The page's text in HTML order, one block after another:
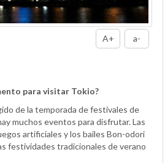
A+ a-
para visitar Tokio?
de la temporada de festivales de
muchos eventos para disfrutar. Las
artificiales y los bailes Bon-odori
festividades tradicionales de verano